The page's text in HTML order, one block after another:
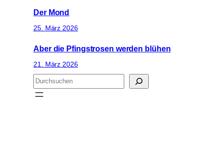
Der Mond
25. März 2026
Aber die Pfingstrosen werden blühen
21. März 2026
S
u